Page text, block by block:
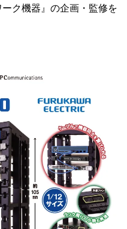
ク機器』の企画・監修を